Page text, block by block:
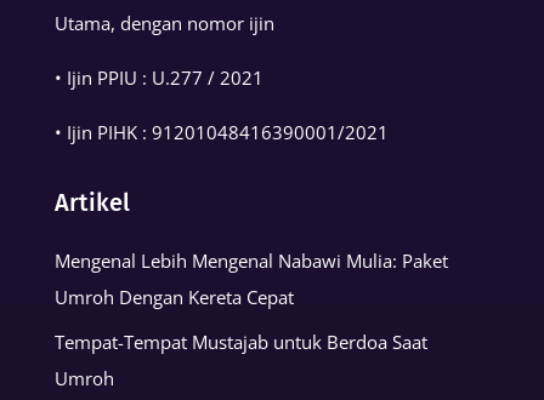
Utama, dengan nomor ijin
• Ijin PPIU : U.277 / 2021
• Ijin PIHK : 91201048416390001/2021
Artikel
Mengenal Lebih Mengenal Nabawi Mulia: Paket
Umroh Dengan Kereta Cepat
Tempat-Tempat Mustajab untuk Berdoa Saat
Umroh